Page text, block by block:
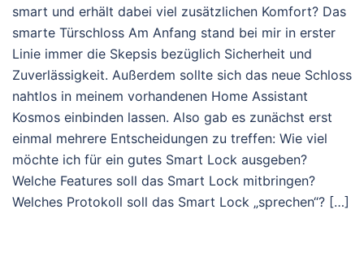
smart und erhält dabei viel zusätzlichen Komfort? Das
smarte Türschloss Am Anfang stand bei mir in erster
Linie immer die Skepsis bezüglich Sicherheit und
Zuverlässigkeit. Außerdem sollte sich das neue Schloss
nahtlos in meinem vorhandenen Home Assistant
Kosmos einbinden lassen. Also gab es zunächst erst
einmal mehrere Entscheidungen zu treffen: Wie viel
möchte ich für ein gutes Smart Lock ausgeben?
Welche Features soll das Smart Lock mitbringen?
Welches Protokoll soll das Smart Lock „sprechen“? […]